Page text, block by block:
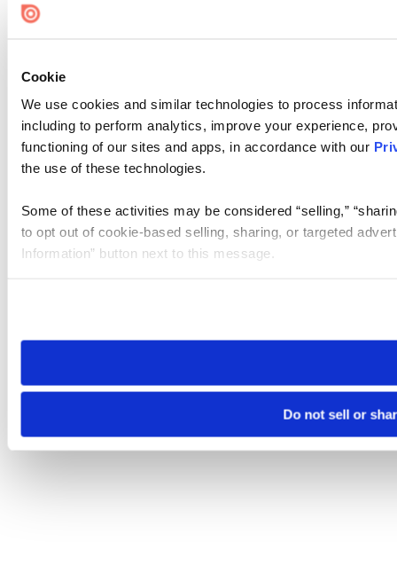
Cookie
We use cookies and similar technologies to process
including to perform analytics, improve your experience,
functioning of our sites and apps, in accordance with our
the use of these technologies.
Some of these activities may be considered “selling,”
to opt out of cookie-based selling, sharing, or targeted
Information” button next to this message.
need to be set again.
Do not sell or